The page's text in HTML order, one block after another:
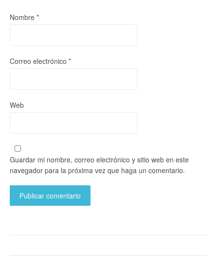
Nombre *
Correo electrónico *
Web
Guardar mi nombre, correo electrónico y sitio web en este
navegador para la próxima vez que haga un comentario.